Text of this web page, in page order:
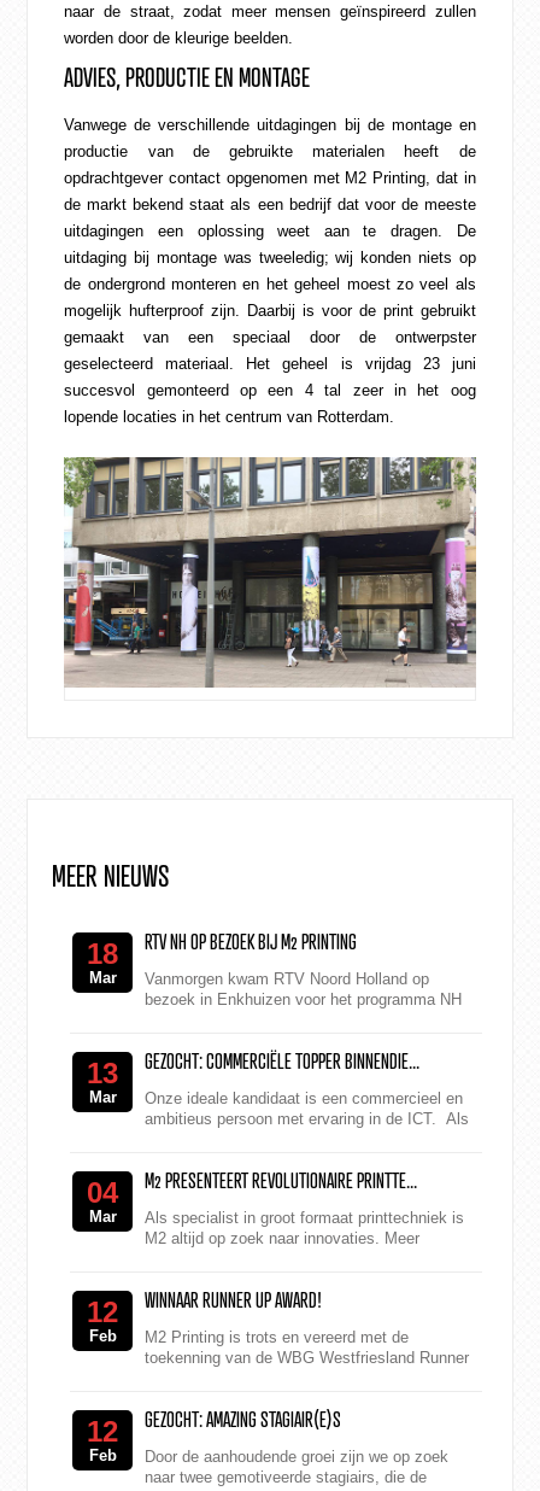
naar de straat, zodat meer mensen geïnspireerd zullen
worden door de kleurige beelden.
ADVIES, PRODUCTIE EN MONTAGE
Vanwege de verschillende uitdagingen bij de montage en
productie van de gebruikte materialen heeft de
opdrachtgever contact opgenomen met M2 Printing, dat in
de markt bekend staat als een bedrijf dat voor de meeste
uitdagingen een oplossing weet aan te dragen. De
uitdaging bij montage was tweeledig; wij konden niets op
de ondergrond monteren en het geheel moest zo veel als
mogelijk hufterproof zijn. Daarbij is voor de print gebruikt
gemaakt van een speciaal door de ontwerpster
geselecteerd materiaal. Het geheel is vrijdag 23 juni
succesvol gemonteerd op een 4 tal zeer in het oog
lopende locaties in het centrum van Rotterdam.
MEER NIEUWS
18
Mar
RTV NH OP BEZOEK BIJ M2 PRINTING
Vanmorgen kwam RTV Noord Holland op
bezoek in Enkhuizen voor het programma NH
13
Mar
GEZOCHT: COMMERCIËLE TOPPER BINNENDIE...
Onze ideale kandidaat is een commercieel en
ambitieus persoon met ervaring in de ICT. Als
04
Mar
M2 PRESENTEERT REVOLUTIONAIRE PRINTTE...
Als specialist in groot formaat printtechniek is
M2 altijd op zoek naar innovaties. Meer
12
Feb
WINNAAR RUNNER UP AWARD!
M2 Printing is trots en vereerd met de
toekenning van de WBG Westfriesland Runner
12
Feb
GEZOCHT: AMAZING STAGIAIR(E)S
Door de aanhoudende groei zijn we op zoek
naar twee gemotiveerde stagiairs, die de